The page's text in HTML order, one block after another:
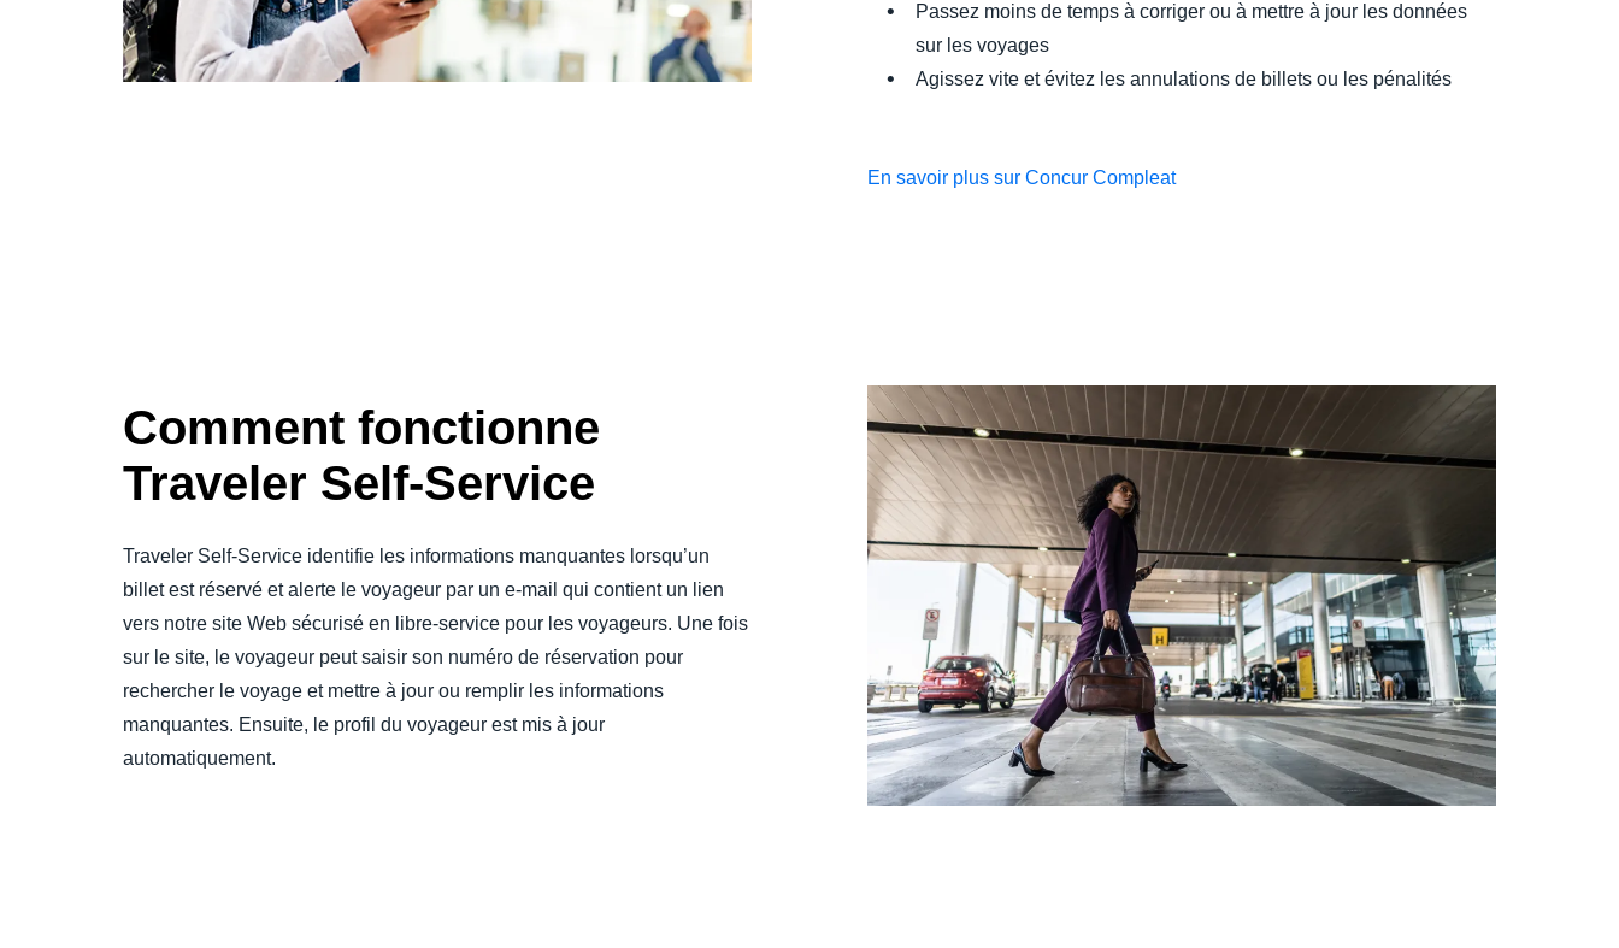
Passez moins de temps à corriger ou à mettre à jour les données
sur les voyages
Agissez vite et évitez les annulations de billets ou les pénalités
En savoir plus sur Concur Compleat
Comment fonctionne
Traveler Self-Service
Traveler Self-Service identifie les informations manquantes lorsqu’un
billet est réservé et alerte le voyageur par un e-mail qui contient un lien
vers notre site Web sécurisé en libre-service pour les voyageurs. Une fois
sur le site, le voyageur peut saisir son numéro de réservation pour
rechercher le voyage et mettre à jour ou remplir les informations
manquantes. Ensuite, le profil du voyageur est mis à jour
automatiquement.